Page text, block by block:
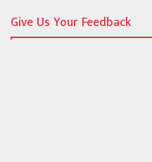
Give Us Your Feedback